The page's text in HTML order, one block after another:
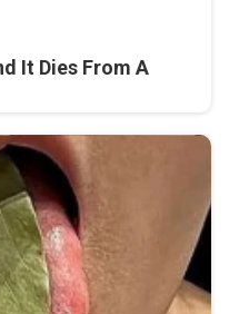
It Dies From A